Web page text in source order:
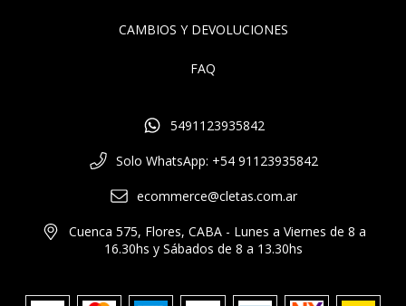
CAMBIOS Y DEVOLUCIONES
FAQ
5491123935842
Solo WhatsApp: +54 91123935842
ecommerce@cletas.com.ar
Cuenca 575, Flores, CABA - Lunes a Viernes de 8 a
16.30hs y Sábados de 8 a 13.30hs